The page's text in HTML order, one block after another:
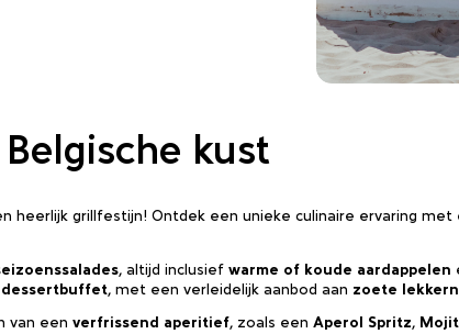
kust
heerlijk grillfestijn! Ontdek een unieke culinaire ervaring
, altijd inclusief warme of koude aardappelen
dessertbuffet, met een verleidelijk aanbod aan zoete
van een verfrissend aperitief, zoals een Aperol Spritz,